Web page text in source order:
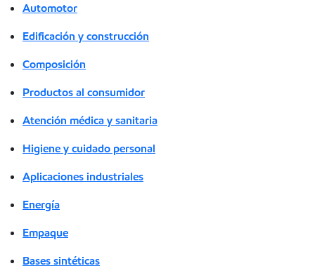
Automotor
Edificación y construcción
Composición
Productos al consumidor
Atención médica y sanitaria
Higiene y cuidado personal
Aplicaciones industriales
Energía
Empaque
Bases sintéticas